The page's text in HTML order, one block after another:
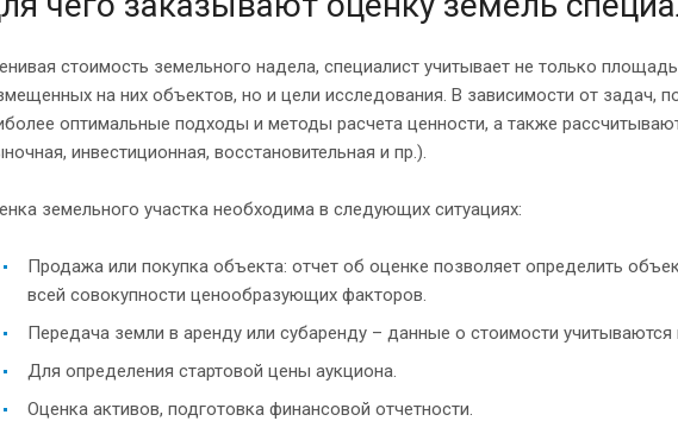
стоимость земельного надела, специалист учитывает не только
на них объектов, но и цели исследования. В зависимости от задач,
оптимальные подходы и методы расчета ценности, а также
инвестиционная, восстановительная и пр.).
земельного участка необходима в следующих ситуациях:
Продажа или покупка объекта: отчет об оценке позволяет определить
всей совокупности ценообразующих факторов.
Передача земли в аренду или субаренду – данные о стоимости учитываются
Для определения стартовой цены аукциона.
Оценка активов, подготовка финансовой отчетности.